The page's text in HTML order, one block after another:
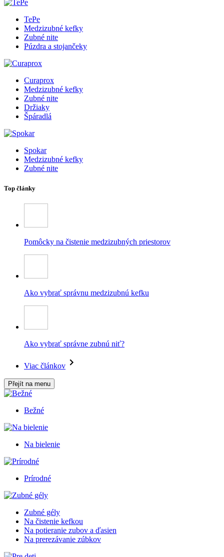
TePe
Medzizubné kefky
Zubné nite
Púzdra a stojančeky
Curaprox
Medzizubné kefky
Zubné nite
Držiaky
Špáradlá
Spokar
Medzizubné kefky
Zubné nite
Top články
Pomôcky na čistenie medzizubných priestorov
Ako vybrať správnu medzizubnú kefku
Ako vybrať správne zubnú niť?
Viac článkov
Přejít na menu
Bežné
Na bielenie
Prírodné
Zubné gély
Na čistenie kefkou
Na potieranie zubov a ďasien
Na prerezávanie zúbkov